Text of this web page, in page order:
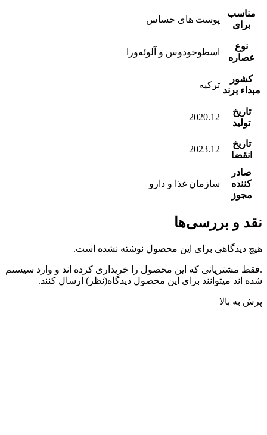
مناسب
برای
پوست های حساس
نوع
عصاره
اسطوخودوس و آلوئه‌ورا
کشور
مبداء برند
ترکیه
تاریخ
تولید
2020.12
تاریخ
انقضا
2023.12
صادر
کننده
مجوز
سازمان غذا و دارو
نقد و بررسی‌ها
هیچ دیدگاهی برای این محصول نوشته نشده است.
.فقط مشتریانی که این محصول را خریداری کرده اند و وارد سیستم
شده اند میتوانند برای این محصول دیدگاه(نظر) ارسال کنند.
پرش به بالا